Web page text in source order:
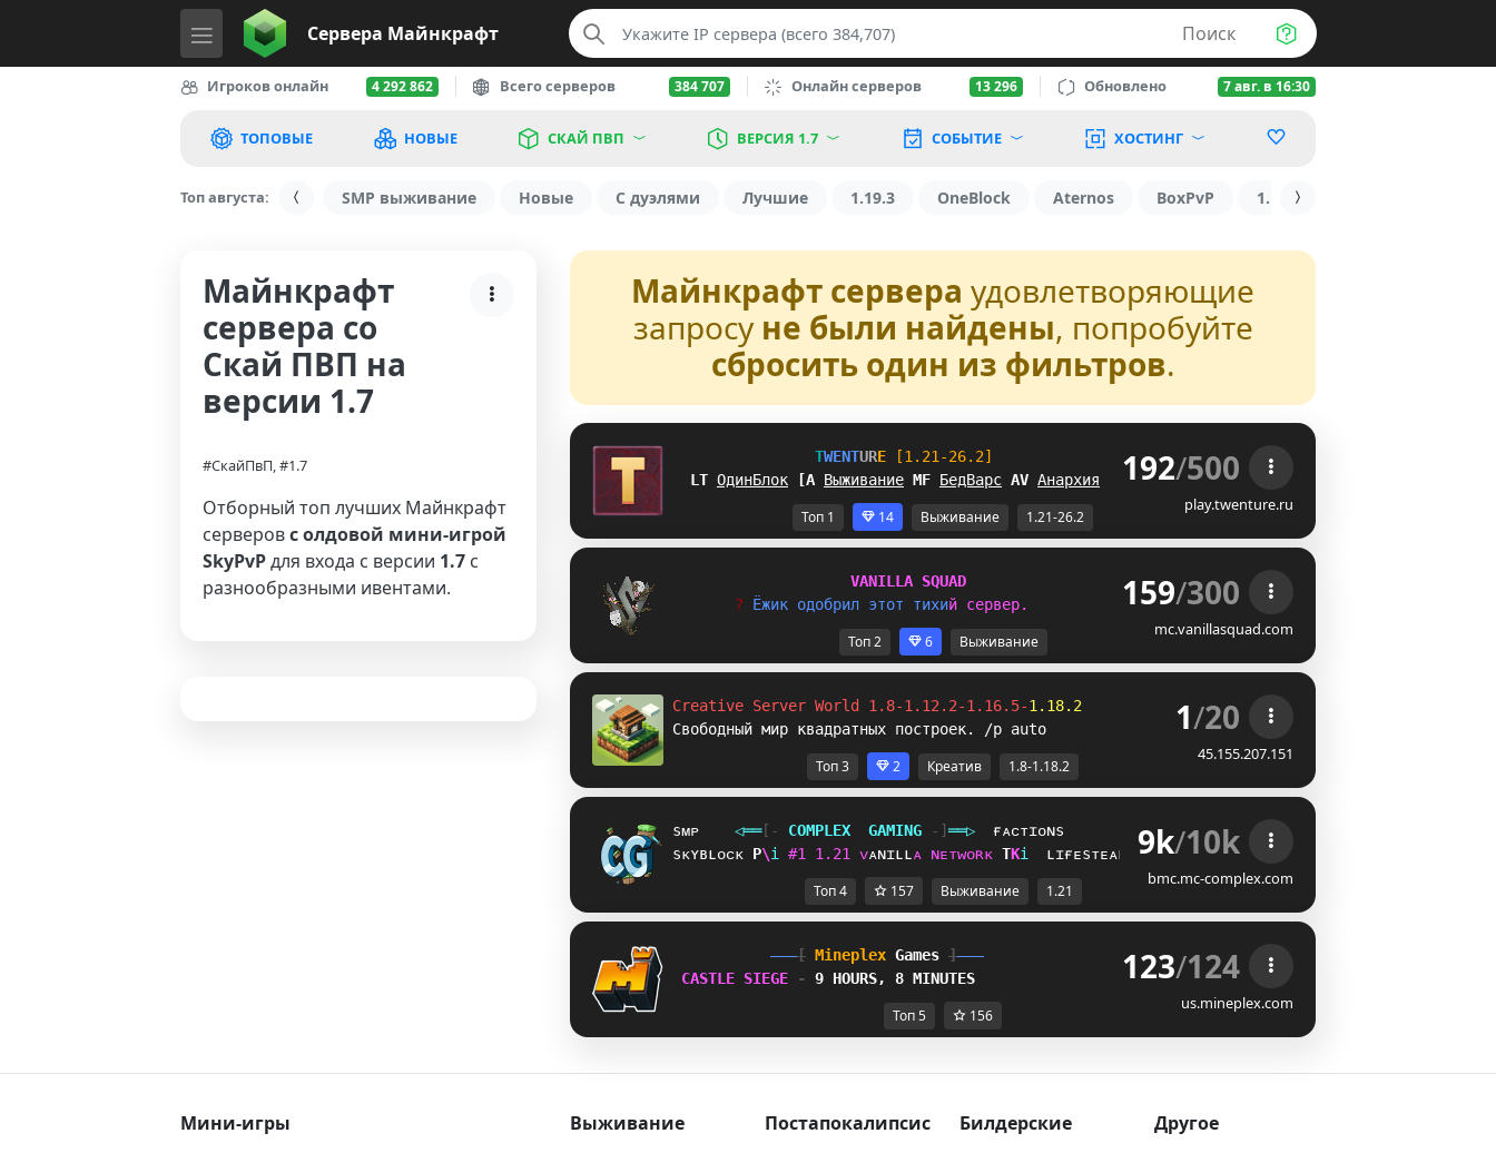
Сервера Майнкрафт Поиск
Игроков онлайн 4 292 862 Всего серверов 384 707 Онлайн серверов 13 296 Обновлено 7 авг. в 16:30
ТОПОВЫЕ НОВЫЕ СКАЙ ПВП ВЕРСИЯ 1.7 СОБЫТИЕ ХОСТИНГ
Топ августа: SMP выживание Новые С дуэлями Лучшие 1.19.3 OneBlock Aternos BoxPvP 1.16
Майнкрафт
сервера со
Скай ПВП на
версии 1.7
#СкайПвП, #1.7
Отборный топ лучших Майнкрафт
серверовс олдовой мини-игрой
SkyPvPдля входа с версии 1.7 с
разнообразными ивентами.
Майнкрафт сервера удовлетворяющие
запросу не были найдены, попробуйте
сбросить один из фильтров.
TWENTURE
[1.21-26.2]
^^ ОдинБлок O[ Выживание XE БедВарс A\ Анархия 192/500
play.twenture.ru
Топ 1 14 Выживание 1.21-26.2
VANIL L A SQUAD
? Ёжик одобрил этот тихий сервер. 159/300
mc.vanillasquad.com
Топ 2 6 Выживание
Creative Server World 1.8-1.12.2-1.16.5-1.18.2
Свободный мир квадратных построек. /p auto
1/20
45.155.207.151
Топ 3 2 Креатив 1.8-1.18.2
sᴍᴘ ◁══[‐ COMPL EX GAMING ‐]══▷
ғᴀᴄᴛɪᴏɴs
sᴋʏʙʟᴏᴄᴋ LYi #1 1 . 21 ᴠᴀɴɪʟʟᴀ ɴᴇᴛᴡᴏʀᴋ ^Mi ʟɪғᴇsᴛᴇᴀʟ 9k/10k
bmc.mc-complex.com
Топ 4 157 Выживание 1.21
[ Mineplex Games ]
CASTLE SIEGE
- 9 HOURS, 8 MINUTES 123/124
us.mineplex.com
Топ 5 156
Мини-игры Выживание Постапокалипсис Билдерские Другое